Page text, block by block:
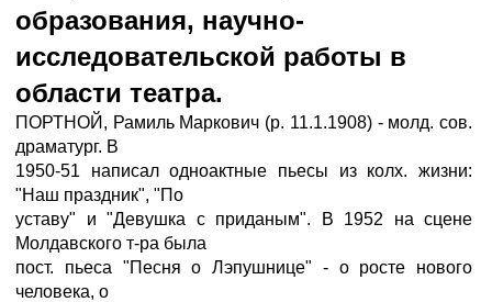
образования, научно-
исследовательской работы в
области театра.
ПОРТНОЙ, Рамиль Маркович (р. 11.1.1908) - молд. сов.
драматург. В
1950-51 написал одноактные пьесы из колх. жизни:
"Наш праздник", "По
уставу" и "Девушка с приданым". В 1952 на сцене
Молдавского т-ра была
пост. пьеса "Песня о Лэпушнице" - о росте нового
человека, о